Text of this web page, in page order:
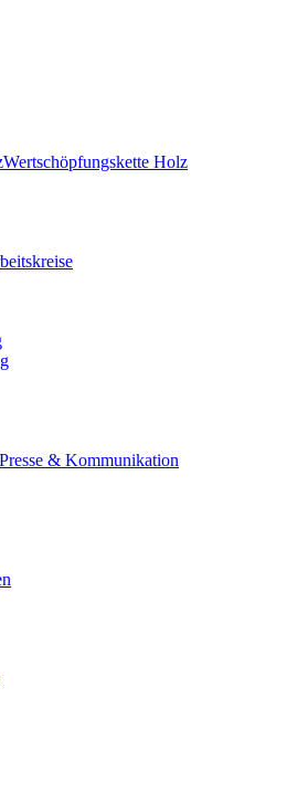
Wertschöpfungskette Holz
Presse & Kommunikation